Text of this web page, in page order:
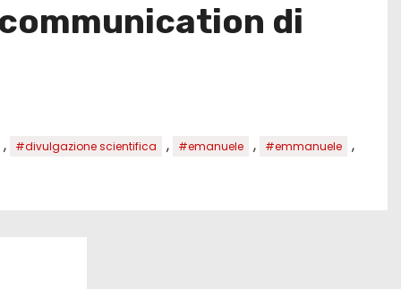
di
, #divulgazione scientifica , #emanuele , #emmanuele ,